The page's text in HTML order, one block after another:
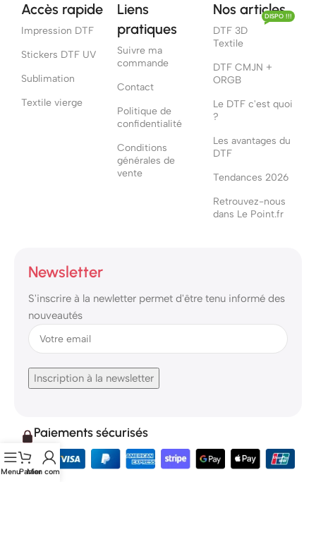
Accès rapide
Impression DTF
Stickers DTF UV
Sublimation
Textile vierge
Liens
pratiques
Suivre ma
commande
Contact
Politique de
confidentialité
Conditions
générales de
vente
Nos articles
DTF 3D
Textile
DISPO !!!
DTF CMJN +
ORGB
Le DTF c'est quoi
?
Les avantages du
DTF
Tendances 2026
Retrouvez-nous
dans Le Point.fr
Newsletter
S'inscrire à la newletter permet d'être tenu informé des
nouveautés
Paiements sécurisés
MenuPanier
Mon compte